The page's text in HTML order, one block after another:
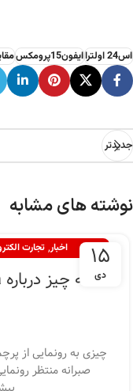
اس24 اولترا ایفون15پرومکس
جدیدتر
نوشته های مشابه
15
دی
اخبار, تجارت
چیزی به رونمایی از
صبرانه منتظر